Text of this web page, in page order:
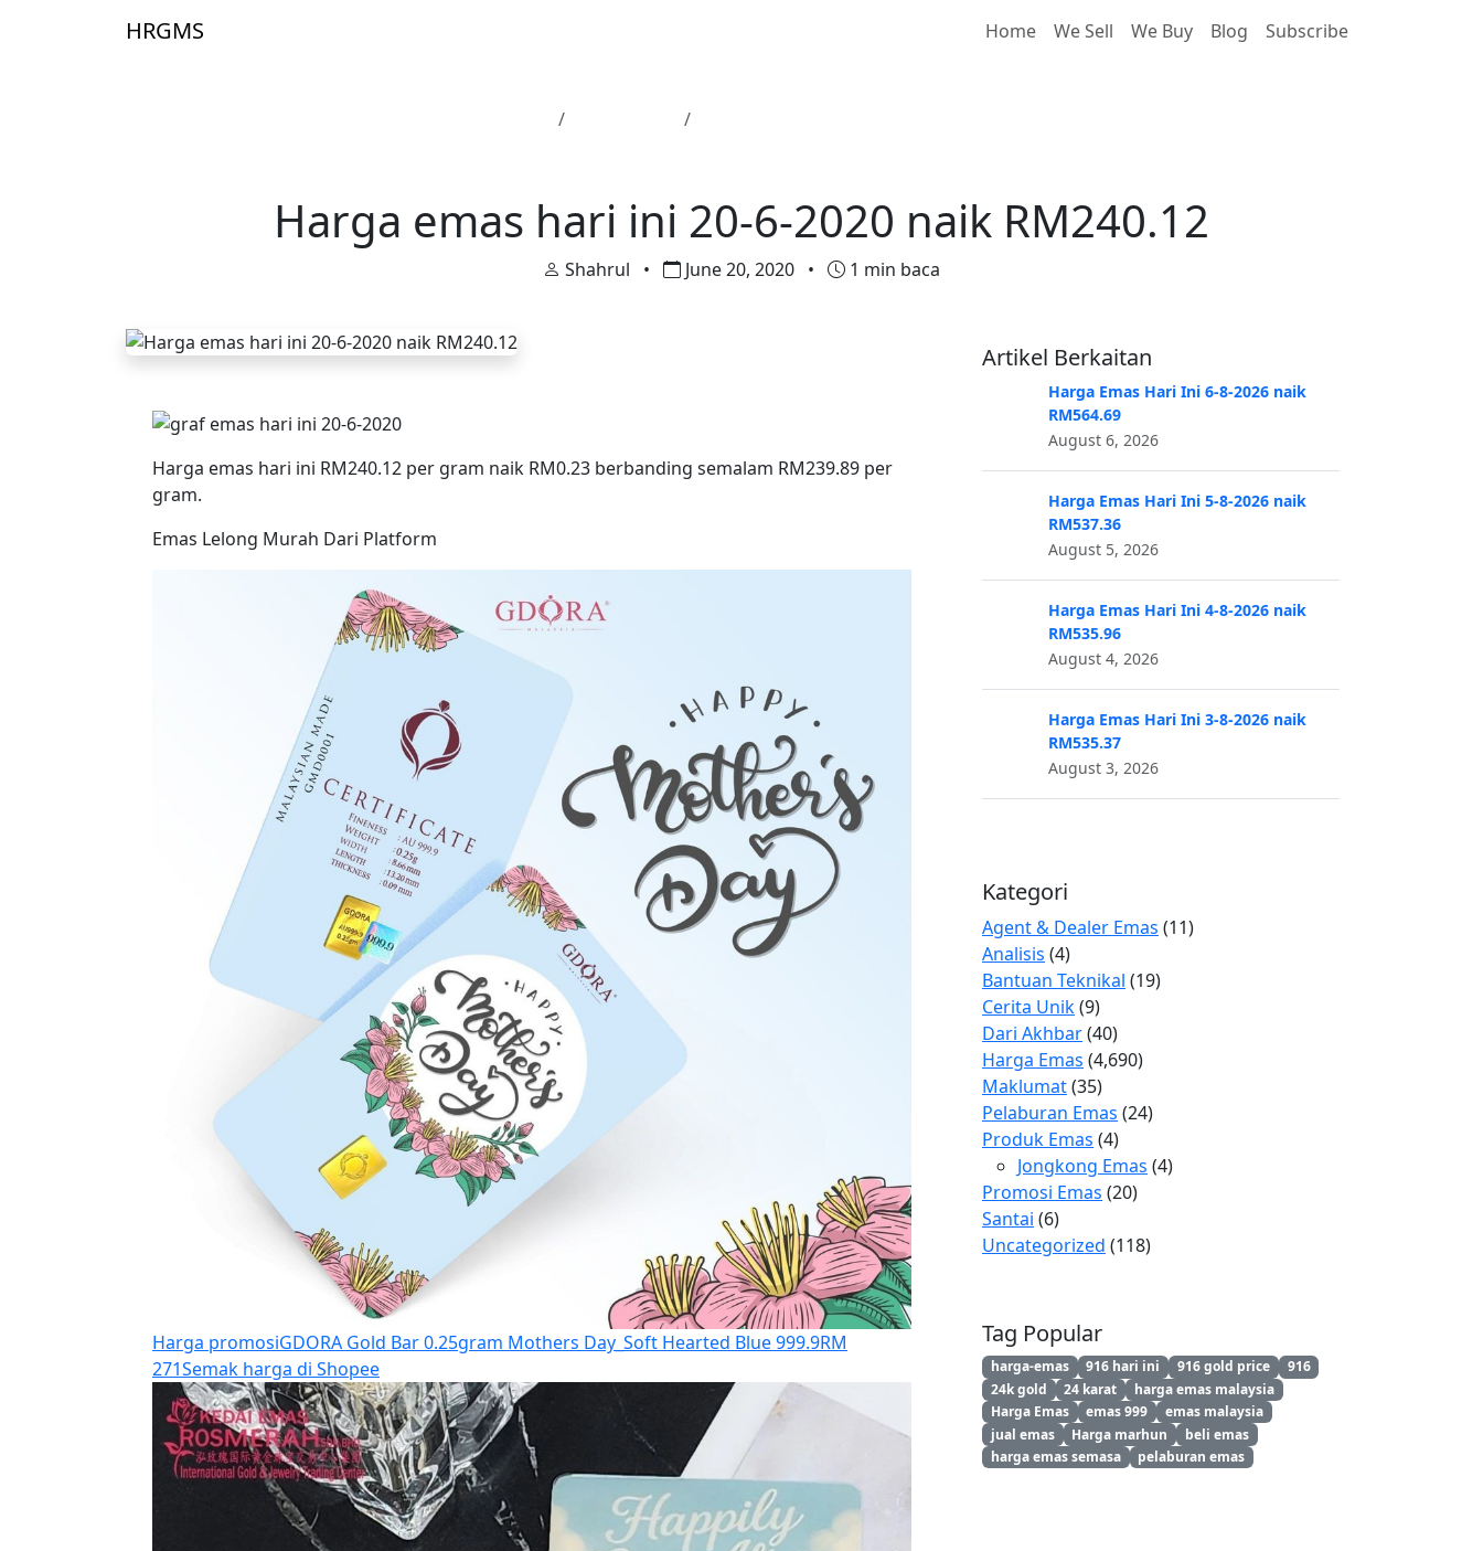
HRGMS Home We Sell We Buy Blog Subscribe
Harga emas hari ini 20-6-2020 naik RM240.12
Shahrul • June 20, 2020 • 1 min baca
Harga emas hari ini RM240.12 per gram naik RM0.23 berbanding semalam RM239.89 per
gram.
Emas Lelong Murah Dari Platform
Harga promosiGDORA Gold Bar 0.25gram Mothers Day_Soft Hearted Blue 999.9RM
271Semak harga di Shopee
Artikel Berkaitan
Harga Emas Hari Ini 6-8-2026 naik
RM564.69
August 6, 2026
Harga Emas Hari Ini 5-8-2026 naik
RM537.36
August 5, 2026
Harga Emas Hari Ini 4-8-2026 naik
RM535.96
August 4, 2026
Harga Emas Hari Ini 3-8-2026 naik
RM535.37
August 3, 2026
Kategori
Agent & Dealer Emas (11)
Analisis (4)
Bantuan Teknikal (19)
Cerita Unik(9)
Dari Akhbar(40)
Harga Emas (4,690)
Maklumat(35)
Pelaburan Emas (24)
Produk Emas (4)
Jongkong Emas (4)
Promosi Emas (20)
Santai (6)
Uncategorized (118)
Tag Popular
harga-emas 916 hari ini 916 gold price
916
24k gold
24 karat
harga emas malaysia
Harga Emas
emas 999
emas malaysia
jual emas
Harga marhun
beli emas
harga emas semasa
pelaburan emas